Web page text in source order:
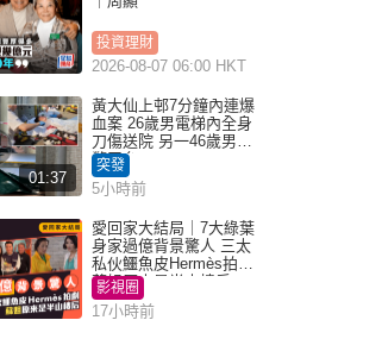
投資理財
2026-08-07 06:00 HKT
01:37
黃大仙上邨7分鐘內連爆
血案 26歲男電梯內全身
刀傷送院 另一46歲男倒
斃平台
突發
5小時前
愛回家大結局｜7大綠葉
身家過億背景驚人 三太
私伙鱷魚皮Hermès拍劇
蘇姐原來是半山樓后
影視圈
17小時前